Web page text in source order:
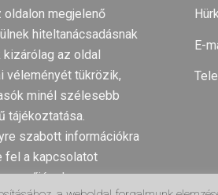
oldalon megjelenő
hiteltanácsadásnak
kizárólag az oldal
véleményét tükrözik,
minél szélesebb
tájékoztatása.
szabott információkra
fel a kapcsolatot
E-